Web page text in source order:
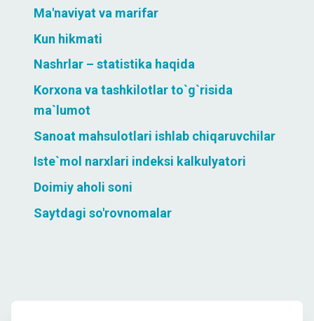
Ma'naviyat va marifar
Kun hikmati
Nashrlar – statistika haqida
Korxona va tashkilotlar to`g`risida
ma`lumot
Sanoat mahsulotlari ishlab chiqaruvchilar
Iste`mol narxlari indeksi kalkulyatori
Doimiy aholi soni
Saytdagi so'rovnomalar